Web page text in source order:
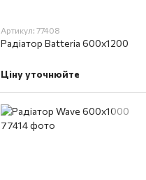
Артикул: 77408
Радіатор Batteria 600х1200
Ціну уточнюйте